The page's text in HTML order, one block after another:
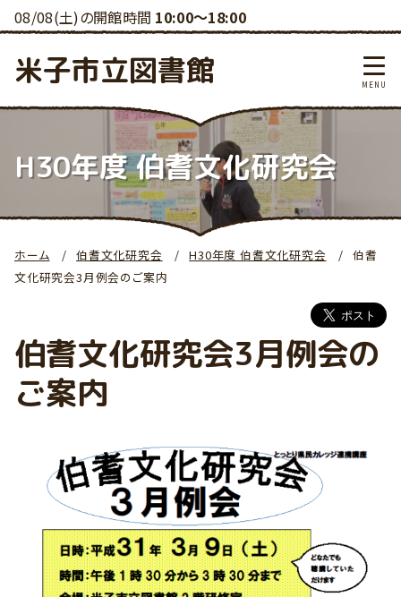
08/08(土)の開館時間 10:00～18:00
米子市立図書館
H30年度 伯耆文化研究会
ホーム 伯耆文化研究会 H30年度 伯耆文化研究会
伯耆
文化研究会3月例会のご案内
伯耆文化研究会3月例会の
ご案内